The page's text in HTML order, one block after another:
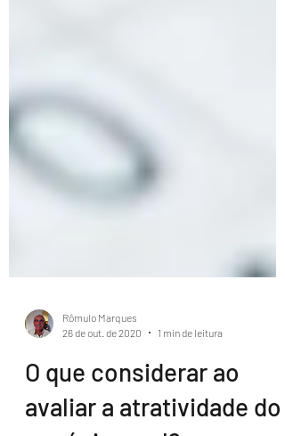
Rômulo Marques
26 de out. de 2020
1 min de leitura